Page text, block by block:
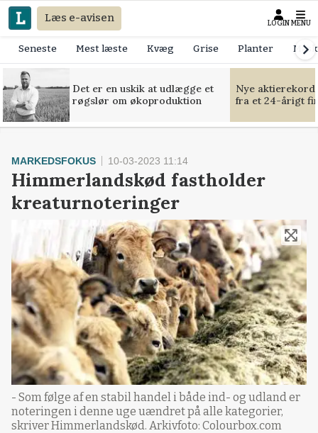
Læs e-avisen LOGIN MENU
Seneste Mest læste Kvæg Grise Planter
Det er en uskik at udlægge et
røgslør om økoproduktion
Nye
fra et 24-årigt
MARKEDSFOKUS 10-03-2023 11:14
Himmerlandskød fastholder
kreaturnoteringer
- Som følge af en stabil handel i både ind- og udland er
noteringen i denne uge uændret på alle kategorier,
skriver Himmerlandskød. Arkivfoto: Colourbox.com